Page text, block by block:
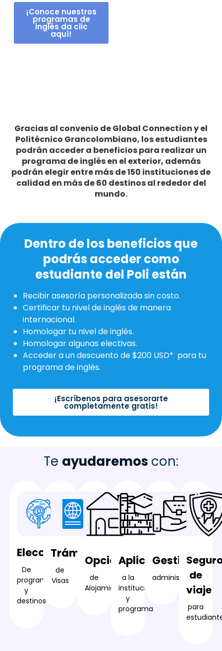
¡Conoce nuestros
programas de
inglés da clic
aquí!
Gracias al convenio de Global Connection y el
Politécnico Grancolombiano, los estudiantes
podrán acceder a beneficios para realizar un
programa de inglés en el exterior, además
podrán elegir entre más de 150 instituciones de
calidad en más de 60 destinos al rededor del
mundo.
Dentro de los beneficios que
podrás acceder como
estudiante del Poli están
Recibir asesoría personalizada sin costo.
Certificar tu nivel de inglés de manera
internacional.
Homologar tu nivel de inglés.
Homologar algunas electivas.
Acceder a un descuento de $200 USD* para tu
programa de inglés.
¡Escríbenos para asesorarte
completamente gratis!
Te ayudaremos con:
Elección
De
programas
y
destinos
Trámites
de
Visas
Opciones
de
Alojamiento
Aplicación
a la
institución
y
programa
Gestión
administrativa
de
viaje
para